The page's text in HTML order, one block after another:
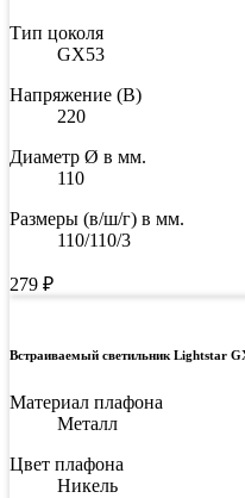
Тип цоколя
GX53
Напряжение (В)
220
Диаметр Ø в мм.
110
Размеры (в/ш/г) в мм.
110/110/3
279 ₽
Встраиваемый светильник Lightstar
Материал плафона
Металл
Цвет плафона
Никель